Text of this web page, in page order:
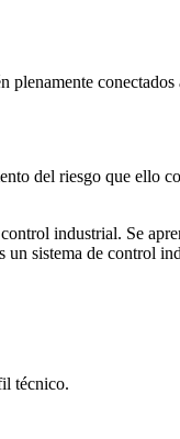
del riesgo que ello
industrial. Se
un sistema de control
técnico.